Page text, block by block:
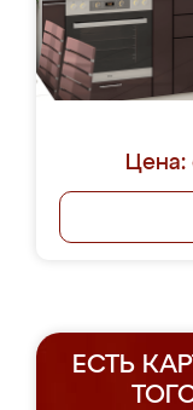
Цена:
ЕСТЬ